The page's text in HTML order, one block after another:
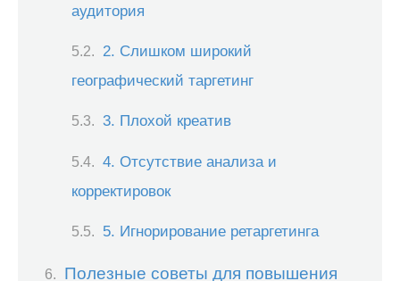
аудитория
2. Слишком широкий
географический таргетинг
3. Плохой креатив
4. Отсутствие анализа и
корректировок
5. Игнорирование ретаргетинга
Полезные советы для повышения